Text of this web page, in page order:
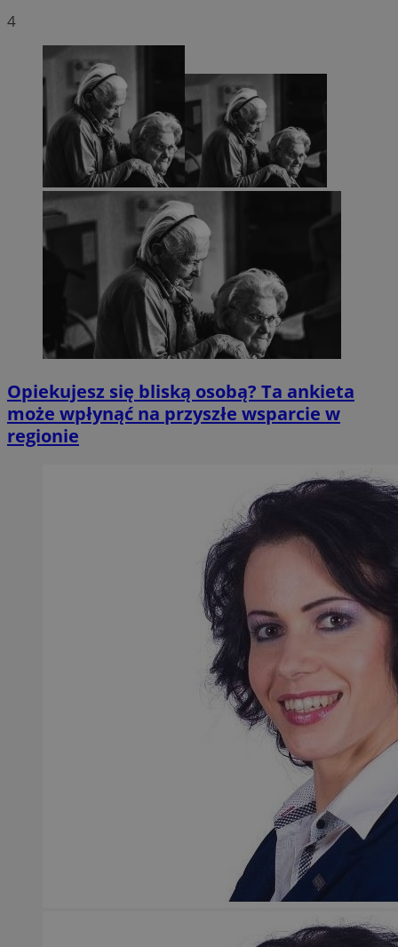
4
Opiekujesz się bliską osobą? Ta ankieta
może wpłynąć na przyszłe wsparcie w
regionie